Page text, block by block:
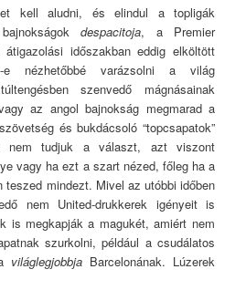
kell aludni, és elindul a topligák
despacitoja, a Premier
időszakban eddig elköltött
e nézhetőbbé varázsolni a világ
szenvedő mágnásainak
az angol bajnokság megmarad a
és bukdácsoló “topcsapatok”
nem tudjuk a választ, azt viszont
vagy ha ezt a szart nézed, főleg ha a
teszed mindezt. Mivel az utóbbi időben
nem United-drukkerek igényeit is
is megkapják a magukét, amiért nem
szurkolni, például a csudálatos
világlegjobbjaBarcelonának. Lúzerek